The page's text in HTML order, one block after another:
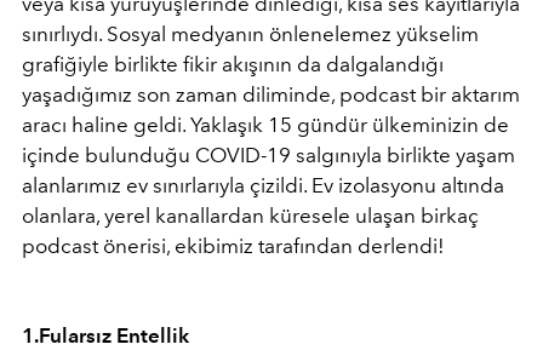
sınırlıydı. Sosyal medyanın önlenelemez yükselim
grafiğiyle birlikte fikir akışının da dalgalandığı
yaşadığımız son zaman diliminde, podcast bir aktarım
aracı haline geldi. Yaklaşık 15 gündür ülkeminizin de
içinde bulunduğu COVID-19 salgınıyla birlikte yaşam
alanlarımız ev sınırlarıyla çizildi. Ev izolasyonu altında
olanlara, yerel kanallardan küresele ulaşan birkaç
podcast önerisi, ekibimiz tarafından derlendi!
1.Fularsız Entellik